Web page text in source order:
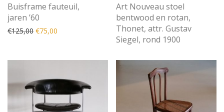
Buisframe fauteuil,
jaren ’60
€125,00 Oorspronkelijke prijs was: €125,00.
€75,00 Huidige prijs is: €75,00.
Art Nouveau stoel
bentwood en rotan,
Thonet, attr. Gustav
Siegel, rond 1900